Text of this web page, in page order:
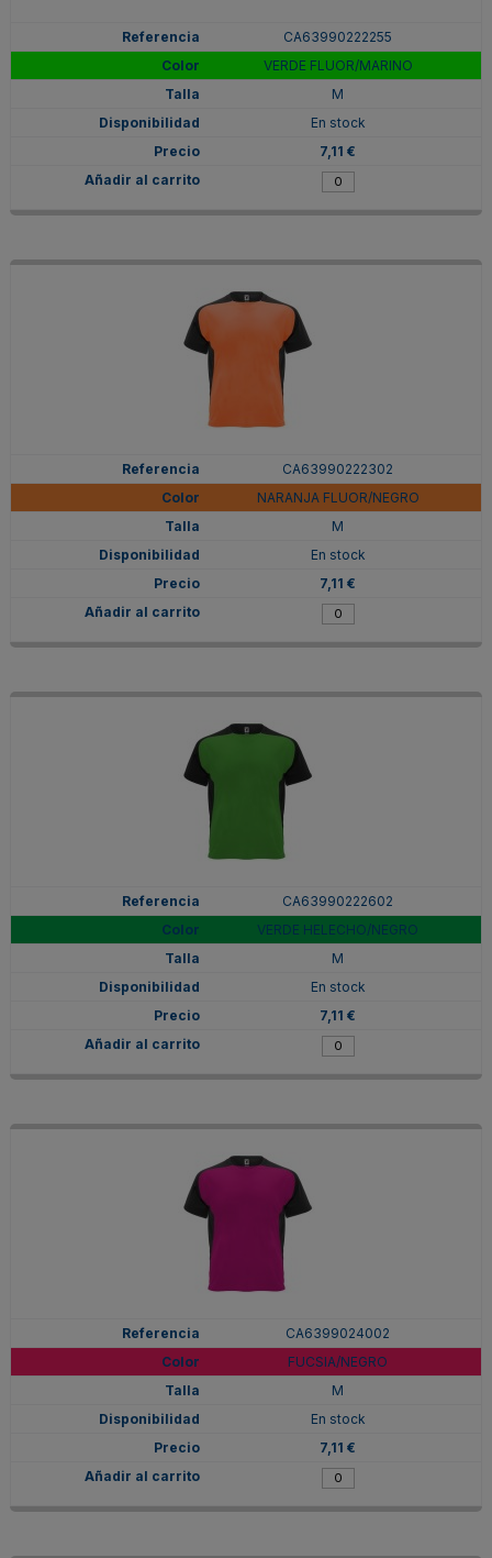
CA63990222255
VERDE FLUOR/MARINO
M
En stock
7,11 €
CA63990222302
NARANJA FLUOR/NEGRO
M
En stock
7,11 €
CA63990222602
VERDE HELECHO/NEGRO
M
En stock
7,11 €
CA6399024002
FUCSIA/NEGRO
M
En stock
7,11 €